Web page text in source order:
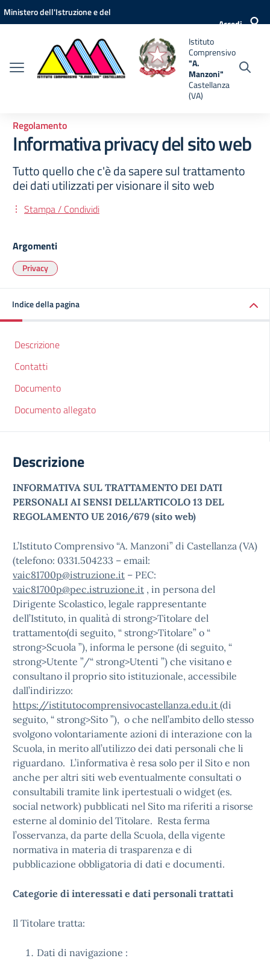
Vai ai contenuti
Vai al menu di navigazione
Vai al footer
Ministero dell'Istruzione e del
Accedi
Istituto
Comprensivo
"A.
Manzoni"
Castellanza
(VA)
Regolamento
Informativa privacy del sito web
Tutto quello che c'è da sapere sul trattamento
dei dati utilizzati per visionare il sito web
Stampa / Condividi
Argomenti
Privacy
Indice della pagina
Descrizione
Contatti
Documento
Documento allegato
Descrizione
INFORMATIVA SUL TRATTAMENTO DEI DATI
PERSONALI AI SENSI DELL’ARTICOLO 13 DEL
REGOLAMENTO UE 2016/679 (sito web)
L’Istituto Comprensivo “A. Manzoni” di Castellanza (VA)
(telefono: 0331.504233 – email:
vaic81700p@istruzione.it – PEC:
vaic81700p@pec.istruzione.it , in persona del
Dirigente Scolastico, legale rappresentante
dell’Istituto, in qualità di strong>Titolare del
trattamento(di seguito, “ strong>Titolare” o “
strong>Scuola ”), informa le persone (di seguito, “
strong>Utente ”/“ strong>Utenti ”) che visitano e
consultano il proprio sito istituzionale, accessibile
dall’indirizzo:
https://istitutocomprensivocastellanza.edu.it (di
seguito, “ strong>Sito ”), o che nell’ambito dello stesso
svolgono volontariamente azioni di interazione con la
Scuola, in merito all’utilizzo dei dati personali che li
riguardano. L’informativa è resa solo per il Sito e non
anche per altri siti web eventualmente consultati o
consultabili tramite link ipertestuali o widget (es.
social network) pubblicati nel Sito ma riferiti a risorse
esterne al dominio del Titolare. Resta ferma
l’osservanza, da parte della Scuola, della vigente
normativa in materia di trasparenza e di
pubblicazione obbligatoria di dati e documenti.
Categorie di interessati e dati personali trattati
Il Titolare tratta:
Dati di navigazione :